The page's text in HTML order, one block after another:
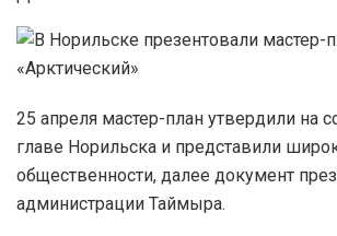
25 апреля мастер-план утвердили на
главе Норильска и представили
общественности, далее документ
администрации Таймыра.